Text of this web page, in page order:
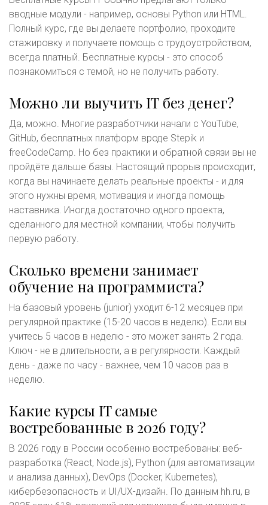
вводные модули - например, основы Python или HTML.
Полный курс, где вы делаете портфолио, проходите
стажировку и получаете помощь с трудоустройством,
всегда платный. Бесплатные курсы - это способ
познакомиться с темой, но не получить работу.
Можно ли выучить IT без денег?
Да, можно. Многие разработчики начали с YouTube,
GitHub, бесплатных платформ вроде Stepik и
freeCodeCamp. Но без практики и обратной связи вы не
пройдёте дальше базы. Настоящий прорыв происходит,
когда вы начинаете делать реальные проекты - и для
этого нужны время, мотивация и иногда помощь
наставника. Иногда достаточно одного проекта,
сделанного для местной компании, чтобы получить
первую работу.
Сколько времени занимает
обучение на программиста?
На базовый уровень (junior) уходит 6-12 месяцев при
регулярной практике (15-20 часов в неделю). Если вы
учитесь 5 часов в неделю - это может занять 2 года.
Ключ - не в длительности, а в регулярности. Каждый
день - даже по часу - важнее, чем 10 часов раз в
неделю.
Какие курсы IT самые
востребованные в 2026 году?
В 2026 году в России особенно востребованы: веб-
разработка (React, Node.js), Python (для автоматизации
и анализа данных), DevOps (Docker, Kubernetes),
кибербезопасность и UI/UX-дизайн. По данным hh.ru, в